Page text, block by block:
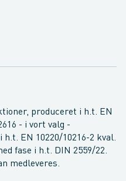
produceret i h.t. EN
- i vort valg -
EN 10220/10216-2 kval.
fase i h.t. DIN 2559/22.
medleveres.